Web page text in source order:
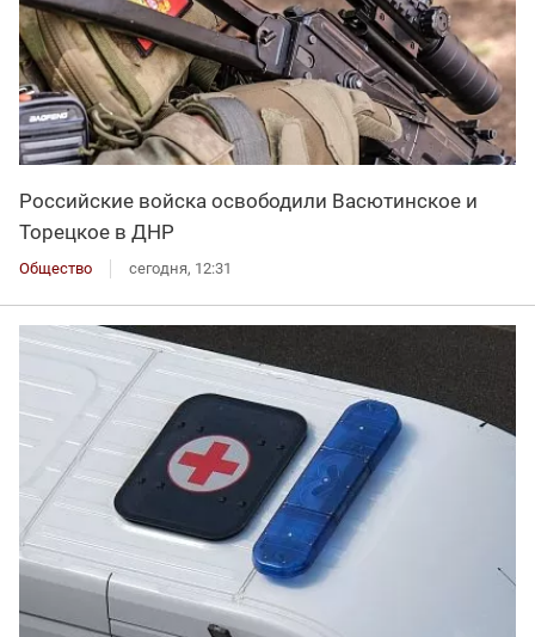
Российские войска освободили Васютинское и
Торецкое в ДНР
Общество сегодня, 12:31